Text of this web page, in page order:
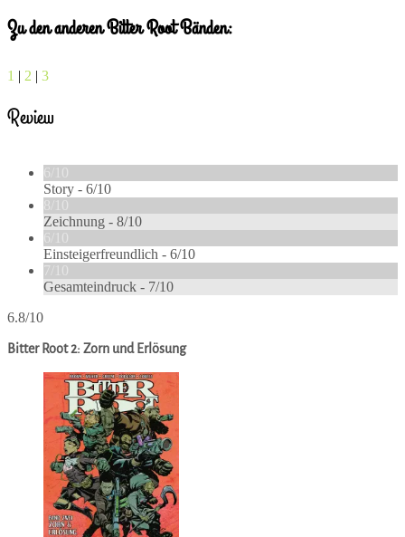
Zu den anderen Bitter Root Bänden:
1 | 2 | 3
Review
6/10
Story - 6/10
8/10
Zeichnung - 8/10
6/10
Einsteigerfreundlich - 6/10
7/10
Gesamteindruck - 7/10
6.8/10
Bitter Root 2: Zorn und Erlösung